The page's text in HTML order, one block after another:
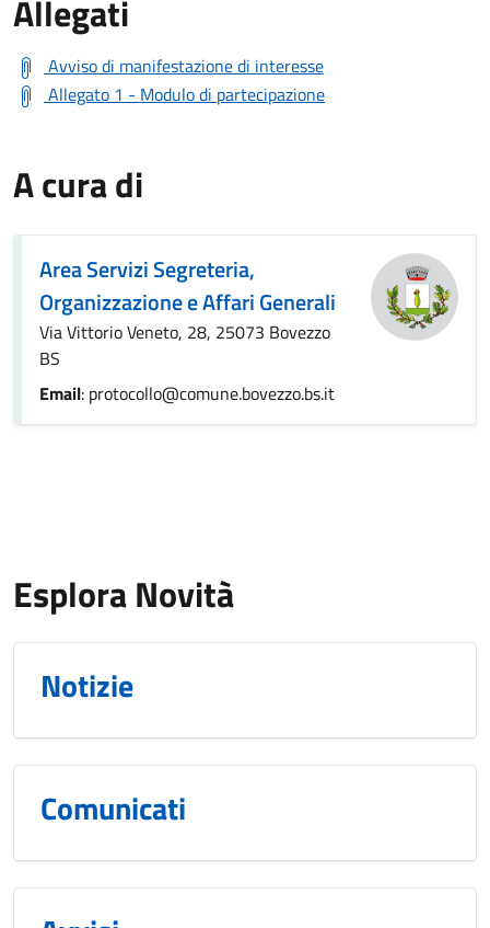
Allegati
Avviso di manifestazione di interesse
Allegato 1 - Modulo di partecipazione
A cura di
Area Servizi Segreteria,
Organizzazione e Affari Generali
Via Vittorio Veneto, 28, 25073 Bovezzo
BS
Email: protocollo@comune.bovezzo.bs.it
Esplora Novità
Notizie
Comunicati